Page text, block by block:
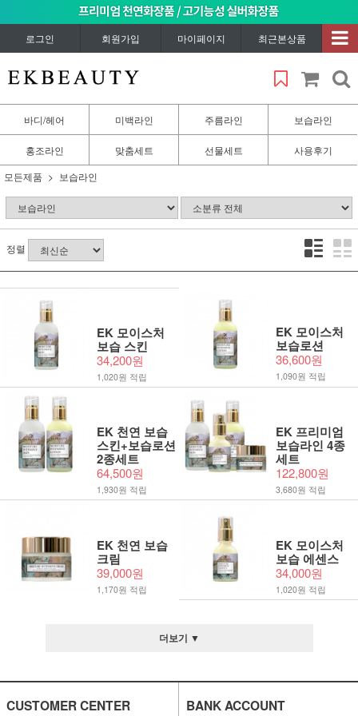
로그인 회원가입 마이페이지 최근본상품
바디/헤어 미백라인 주름라인 보습라인
홍조라인 맞춤세트 선물세트
사용후기
모든제품
보습라인
정렬
EK 모이스처
보습 스킨
34,200원
1,020원 적립
EK 모이스처
보습로션
36,600원
1,090원 적립
EK 천연 보습
스킨+보습로션
2종세트
64,500원
1,930원 적립
EK 프리미엄
보습라인 4종
세트
122,800원
3,680원 적립
EK 천연 보습
크림
39,000원
1,170원 적립
EK 모이스처
보습 에센스
34,000원
1,020원 적립
더보기 ▼
CUSTOMER CENTER BANK ACCOUNT